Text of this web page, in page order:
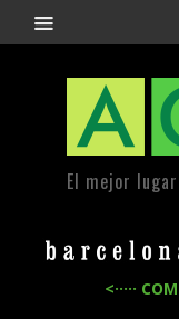
El mejor
<·····